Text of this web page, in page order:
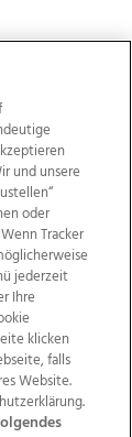
Jobs
Werbung
und unsere
oder
Tracker
jederzeit
Ihre
klicken
falls
Website.